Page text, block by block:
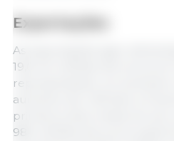
Exportações
As exportações agro-
19,6 mil milhões de euros em
representando um aumento
aumento de 1,4% face a
primeiros dois meses do
984 milhões de euros